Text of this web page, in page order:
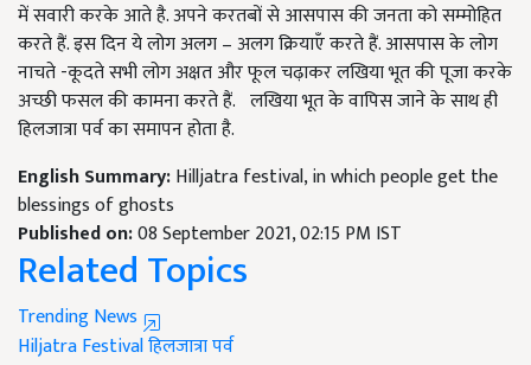
में सवारी करके आते है. अपने करतबों से आसपास की जनता को सम्मोहित
करते हैं. इस दिन ये लोग अलग – अलग क्रियाएँ करते हैं. आसपास के लोग
नाचते -कूदते सभी लोग अक्षत और फूल चढ़ाकर लखिया भूत की पूजा करके
अच्छी फसल की कामना करते हैं. लखिया भूत के वापिस जाने के साथ ही
हिलजात्रा पर्व का समापन होता है.
English Summary:Hilljatra festival, in which people get the
blessings of ghosts
Published on:08 September 2021, 02:15 PM IST
Related Topics
Trending News
Hiljatra Festivalहिलजात्रा पर्व